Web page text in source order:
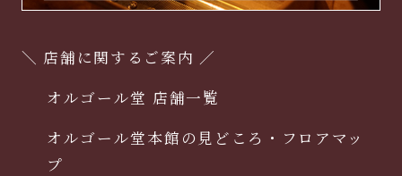
＼ 店舗に関するご案内 ／
オルゴール堂 店舗一覧
オルゴール堂本館の見どころ・フロアマッ
プ